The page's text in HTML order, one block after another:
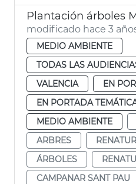
Plantación árboles
modificado hace 3
MEDIO AMBIENTE
TODAS LAS
VALENCIA
EN
EN PORTADA
MEDIO AMBIENTE
ARBRES
ÁRBOLES
CAMPANAR SANT PAU